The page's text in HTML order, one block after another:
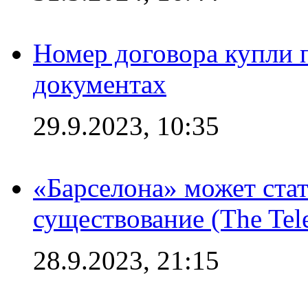
Номер договора купли
документах
29.9.2023, 10:35
«Барселона» может
существование (The
28.9.2023, 21:15